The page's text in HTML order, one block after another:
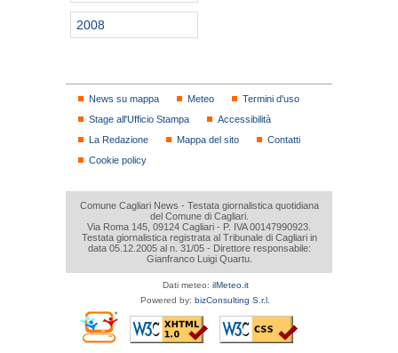
2008
News su mappa Meteo
Termini d'uso
Stage all'Ufficio Stampa
Accessibilità
La Redazione
Mappa del sito
Contatti
Cookie policy
Comune Cagliari News - Testata giornalistica quotidiana
del Comune di Cagliari.
Via Roma 145, 09124 Cagliari - P. IVA 00147990923.
Testata giornalistica registrata al Tribunale di Cagliari in
data 05.12.2005 al n. 31/05 - Direttore responsabile:
Gianfranco Luigi Quartu.
Dati meteo: ilMeteo.it
Powered by: bizConsulting S.r.l.